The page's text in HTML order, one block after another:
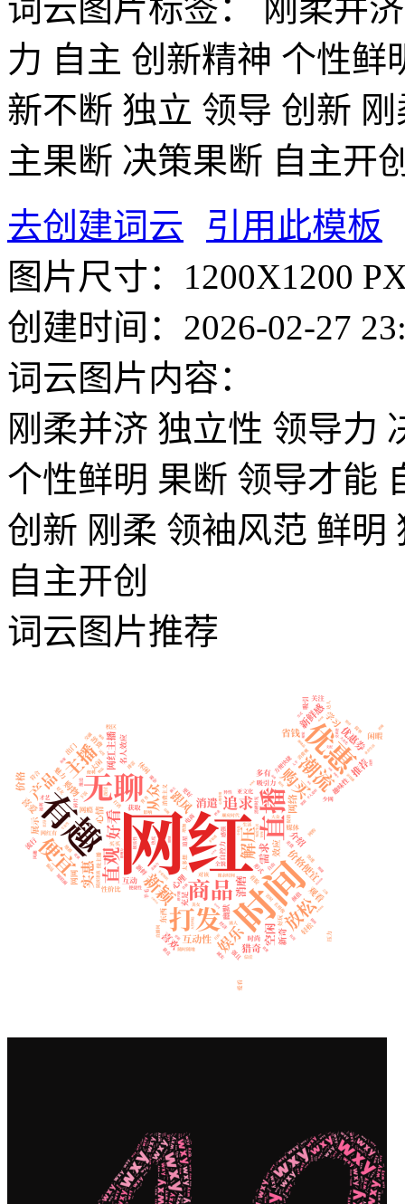
词云图片标签：
刚柔并济
力 自主 创新精神 个性鲜
新不断 独立 领导 创新
主果断 决策果断 自主开
去创建词云
引用此模板
图片尺寸： 1200X1200
创建时间： 2026-02-27
词云图片内容：
刚柔并济 独立性 领导力
个性鲜明 果断 领导才能
创新 刚柔 领袖风范 鲜明
自主开创
词云图片推荐